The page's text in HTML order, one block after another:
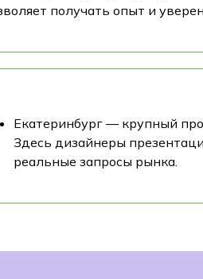
получать опыт и
Екатеринбург — крупный
Здесь дизайнеры
реальные запросы рынка.